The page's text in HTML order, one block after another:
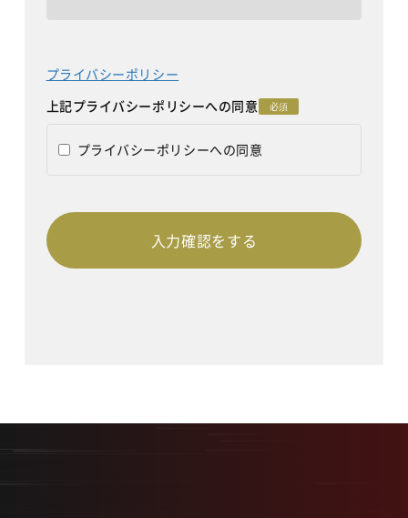
プライバシーポリシー
上記プライバシーポリシーへの同意
必須
プライバシーポリシーへの同意
入力確認をする